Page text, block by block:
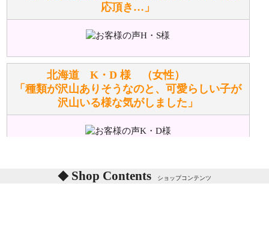
シュタイフのぬいぐるみは洗濯できますか？ ぬいぐ
るみのお手入れ方法を教えてください。
詳しくはこちら をご覧ください。
ぬいぐるみの耳に付いているボタンやタグに、何か意
味などがありますか？
詳しくはこちらをご覧ください。
応頂き…」
北海道 K・D 様 （女性）
「種類が沢山ありそうなのと、可愛らしい子が
沢山いる様な気がしました」
東京都 M・K 様 （女性）
「対応はどちらも丁寧でした。値段と他の融通
Shop Contents ショップコンテンツ